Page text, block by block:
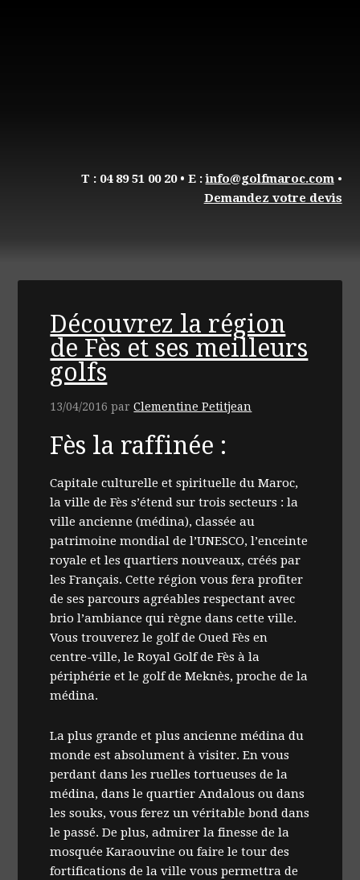
T : 04 89 51 00 20• E :info@golfmaroc.com•
Demandez votre devis
Découvrez la région
de Fès et ses meilleurs
golfs
13/04/2016 parClementine Petitjean
Fès la raffinée :
Capitale culturelle et spirituelle du Maroc,
la ville de Fès s’étend sur trois secteurs : la
ville ancienne (médina), classée au
patrimoine mondial de l’UNESCO, l’enceinte
royale et les quartiers nouveaux, créés par
les Français. Cette région vous fera profiter
de ses parcours agréables respectant avec
brio l’ambiance qui règne dans cette ville.
Vous trouverez le golf de Oued Fès en
centre-ville, le Royal Golf de Fès à la
périphérie et le golf de Meknès, proche de la
médina.
La plus grande et plus ancienne médina du
monde est absolument à visiter. En vous
perdant dans les ruelles tortueuses de la
médina, dans le quartier Andalous ou dans
les souks, vous ferez un véritable bond dans
le passé. De plus, admirer la finesse de la
mosquée Karaouvine ou faire le tour des
fortifications de la ville vous permettra de